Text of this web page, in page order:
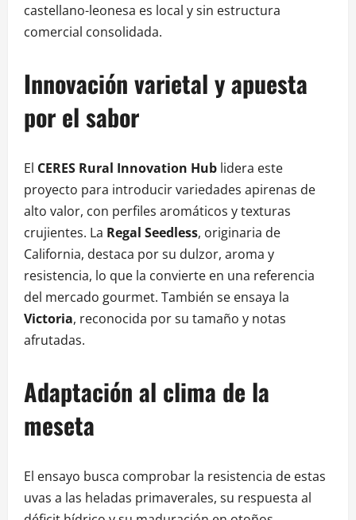
castellano-leonesa es local y sin estructura
comercial consolidada.
Innovación varietal y apuesta
por el sabor
El CERES Rural Innovation Hub lidera este
proyecto para introducir variedades apirenas de
alto valor, con perfiles aromáticos y texturas
crujientes. La Regal Seedless, originaria de
California, destaca por su dulzor, aroma y
resistencia, lo que la convierte en una referencia
del mercado gourmet. También se ensaya la
Victoria, reconocida por su tamaño y notas
afrutadas.
Adaptación al clima de la
meseta
El ensayo busca comprobar la resistencia de estas
uvas a las heladas primaverales, su respuesta al